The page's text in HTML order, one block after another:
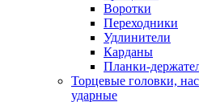
Воротки
Переходники
Удлинители
Карданы
Планки-
Торцевые головки,
ударные